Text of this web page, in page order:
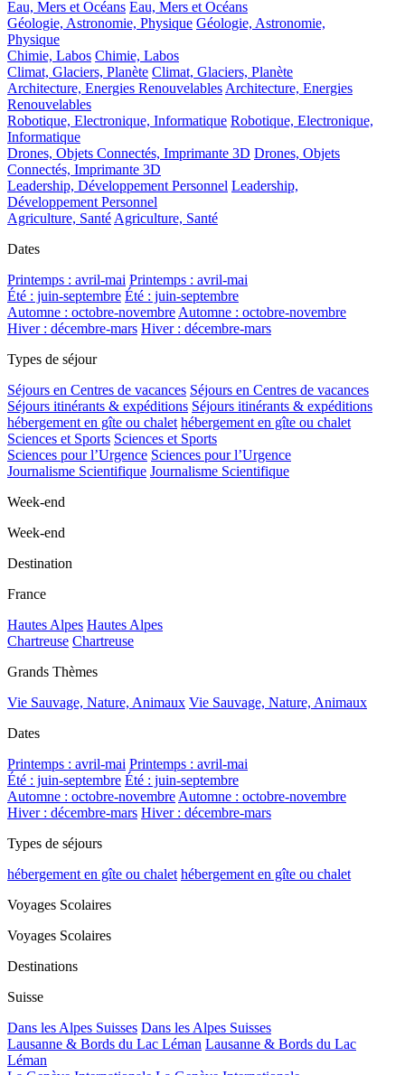
Eau, Mers et Océans Eau, Mers et Océans
Géologie, Astronomie, Physique Géologie, Astronomie,
Physique
Chimie, Labos Chimie, Labos
Climat, Glaciers, Planète Climat, Glaciers, Planète
Architecture, Energies Renouvelables Architecture, Energies
Renouvelables
Robotique, Electronique, Informatique Robotique, Electronique,
Informatique
Drones, Objets Connectés, Imprimante 3D Drones, Objets
Connectés, Imprimante 3D
Leadership, Développement Personnel Leadership,
Développement Personnel
Agriculture, Santé Agriculture, Santé
Dates
Printemps : avril-mai Printemps : avril-mai
Été : juin-septembre Été : juin-septembre
Automne : octobre-novembre Automne : octobre-novembre
Hiver : décembre-mars Hiver : décembre-mars
Types de séjour
Séjours en Centres de vacances Séjours en Centres de vacances
Séjours itinérants & expéditions Séjours itinérants & expéditions
hébergement en gîte ou chalet hébergement en gîte ou chalet
Sciences et Sports Sciences et Sports
Sciences pour l’Urgence Sciences pour l’Urgence
Journalisme Scientifique Journalisme Scientifique
Week-end
Week-end
Destination
France
Hautes Alpes Hautes Alpes
Chartreuse Chartreuse
Grands Thèmes
Vie Sauvage, Nature, Animaux Vie Sauvage, Nature, Animaux
Dates
Printemps : avril-mai Printemps : avril-mai
Été : juin-septembre Été : juin-septembre
Automne : octobre-novembre Automne : octobre-novembre
Hiver : décembre-mars Hiver : décembre-mars
Types de séjours
hébergement en gîte ou chalet hébergement en gîte ou chalet
Voyages Scolaires
Voyages Scolaires
Destinations
Suisse
Dans les Alpes Suisses Dans les Alpes Suisses
Lausanne & Bords du Lac Léman Lausanne & Bords du Lac
Léman